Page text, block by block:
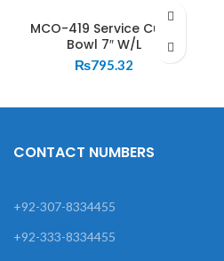
MCO-419 Service Curry
Bowl 7″ W/L
₨795.32
CONTACT NUMBERS
+92-307-8334455
+92-333-8334455